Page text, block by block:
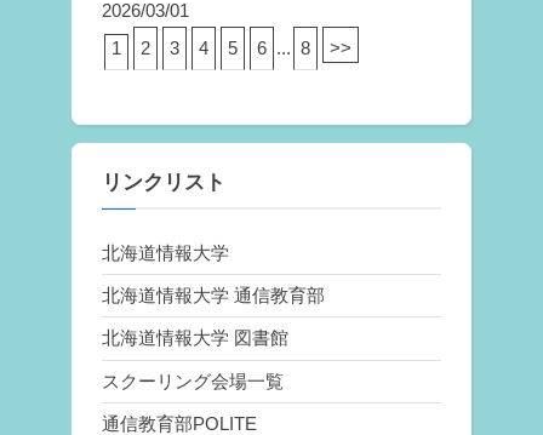
2026/03/01
1
2 3 4 5 6 ... 8 >>
リンクリスト
北海道情報大学
北海道情報大学 通信教育部
北海道情報大学 図書館
スクーリング会場一覧
通信教育部POLITE